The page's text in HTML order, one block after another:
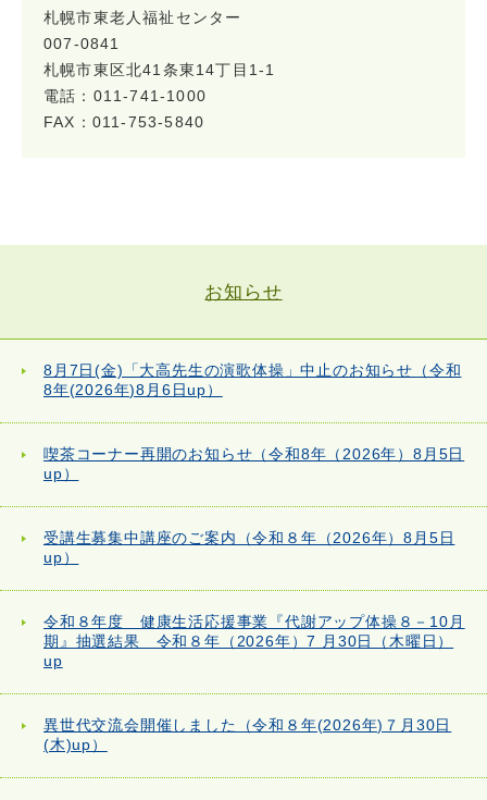
札幌市東老人福祉センター
007-0841
札幌市東区北41条東14丁目1-1
電話：011-741-1000
FAX：011-753-5840
お知らせ
8月7日(金)「大高先生の演歌体操」中止のお知らせ（令和
8年(2026年)8月6日up）
喫茶コーナー再開のお知らせ（令和8年（2026年）8月5日
up）
受講生募集中講座のご案内（令和８年（2026年）8月5日
up）
令和８年度 健康生活応援事業『代謝アップ体操８－10月
期』抽選結果 令和８年（2026年）7 月30日（木曜日）
up
異世代交流会開催しました（令和８年(2026年)７月30日
(木)up）